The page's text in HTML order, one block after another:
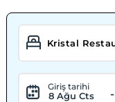
Giriş tarihi
8 Ağu Cts -